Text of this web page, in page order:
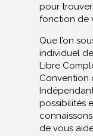
pour
fonction de
Que l’on
individuel
Libre
Convention
possibilités
de vous